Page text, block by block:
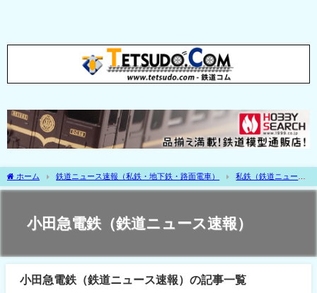
ホーム 鉄道ニュース速報（私鉄・地下鉄・路面電車）
私鉄（鉄道ニュース
速報）
大手私鉄（鉄道ニュース速報） 関東（鉄道ニュース速報）
小田急
小田急電鉄（鉄道ニュース速報）
小田急電鉄（鉄道ニュース速報）の記事一覧